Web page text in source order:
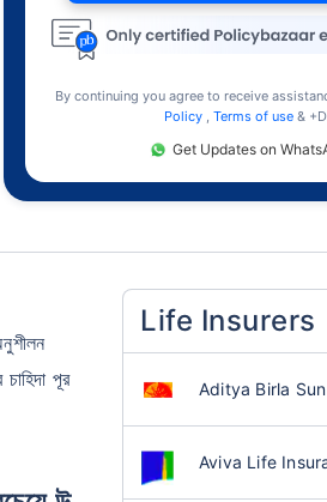
By continuing you agree to receive
Policy
Terms of use &
Get Updates on
পূর
Life Insurers
Aditya Birla
Aviva Life